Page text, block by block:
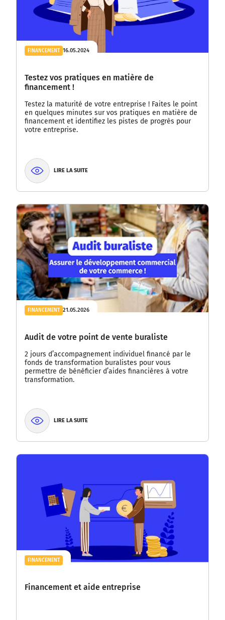
FINANCEMENT 16.05.2024
Testez vos pratiques en matière de
financement !
Testez la maturité de votre entreprise ! Faites le point
en quelques minutes sur vos pratiques en matière de
financement et identifiez les pistes de progrès pour
votre entreprise.
LIRE LA SUITE
FINANCEMENT 21.05.2026
Audit de votre point de vente buraliste
2 jours d’accompagnement individuel financé par le
fonds de transformation buralistes pour vous
permettre de bénéficier d’aides financières à votre
transformation.
LIRE LA SUITE
FINANCEMENT
Financement et aide entreprise